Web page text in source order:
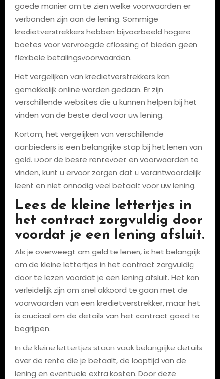
goede manier om te zien welke voorwaarden er
verbonden zijn aan de lening. Sommige
kredietverstrekkers hebben bijvoorbeeld hogere
boetes voor vervroegde aflossing of bieden geen
flexibele betalingsvoorwaarden.
Het vergelijken van kredietverstrekkers kan
gemakkelijk online worden gedaan. Er zijn
verschillende websites die u kunnen helpen bij het
vinden van de beste deal voor uw lening.
Kortom, het vergelijken van verschillende
aanbieders is een belangrijke stap bij het lenen van
geld. Door de beste rentevoet en voorwaarden te
vinden, kunt u ervoor zorgen dat u verantwoordelijk
leent en niet onnodig veel betaalt voor uw lening.
Lees de kleine lettertjes in
het contract zorgvuldig door
voordat je een lening afsluit.
Als je overweegt om geld te lenen, is het belangrijk
om de kleine lettertjes in het contract zorgvuldig
door te lezen voordat je een lening afsluit. Het kan
verleidelijk zijn om snel akkoord te gaan met de
voorwaarden van een kredietverstrekker, maar het
is cruciaal om de details van het contract goed te
begrijpen.
In de kleine lettertjes staan vaak belangrijke details
over de rente die je betaalt, de looptijd van de
lening en eventuele extra kosten. Door deze